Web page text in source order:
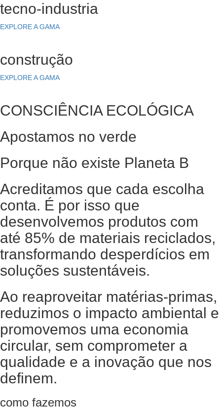
tecno-industria
EXPLORE A GAMA
construção
EXPLORE A GAMA
CONSCIÊNCIA ECOLÓGICA
Apostamos no verde
Porque não existe Planeta B
Acreditamos que cada escolha
conta. É por isso que
desenvolvemos produtos com
até 85% de materiais reciclados,
transformando desperdícios em
soluções sustentáveis.
Ao reaproveitar matérias-primas,
reduzimos o impacto ambiental e
promovemos uma economia
circular, sem comprometer a
qualidade e a inovação que nos
definem.
como fazemos